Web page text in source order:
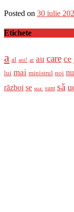
Posted on 30 iulie
Etichete
a al ani! ar au care ce
lui mai ministrul noi nu
război se sua: sunt să